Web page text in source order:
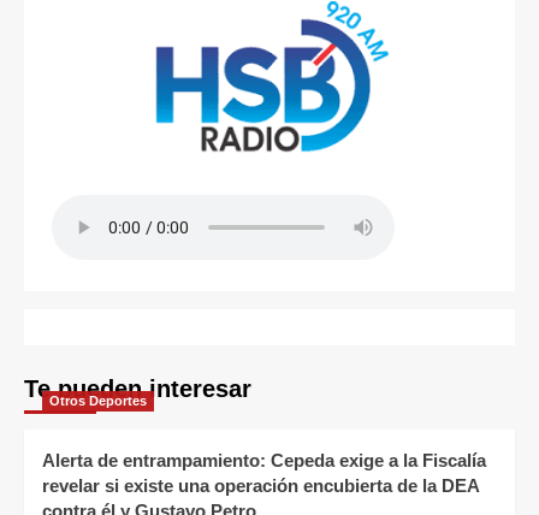
Te pueden interesar
Otros Deportes
Alerta de entrampamiento: Cepeda exige a la Fiscalía
revelar si existe una operación encubierta de la DEA